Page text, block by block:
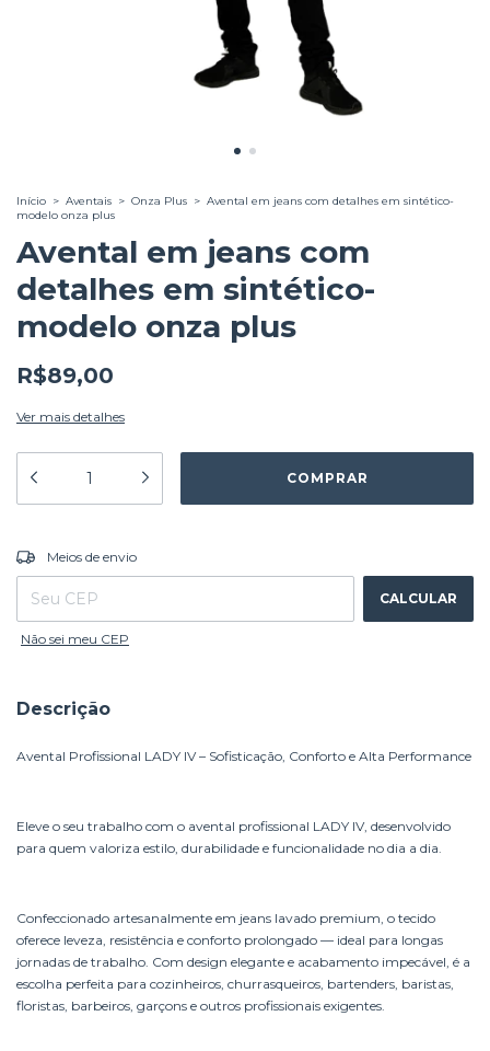
Início > Aventais > Onza Plus > Avental em jeans com detalhes em sintético-
modelo onza plus
Avental em jeans com
detalhes em sintético-
modelo onza plus
R$89,00
Ver mais detalhes
Entregas para o CEP:
Meios de envio
CALCULAR
Não sei meu CEP
Descrição
Avental Profissional LADY IV – Sofisticação, Conforto e Alta Performance
Eleve o seu trabalho com o avental profissional LADY IV, desenvolvido
para quem valoriza estilo, durabilidade e funcionalidade no dia a dia.
Confeccionado artesanalmente em jeans lavado premium, o tecido
oferece leveza, resistência e conforto prolongado — ideal para longas
jornadas de trabalho. Com design elegante e acabamento impecável, é a
escolha perfeita para cozinheiros, churrasqueiros, bartenders, baristas,
floristas, barbeiros, garçons e outros profissionais exigentes.